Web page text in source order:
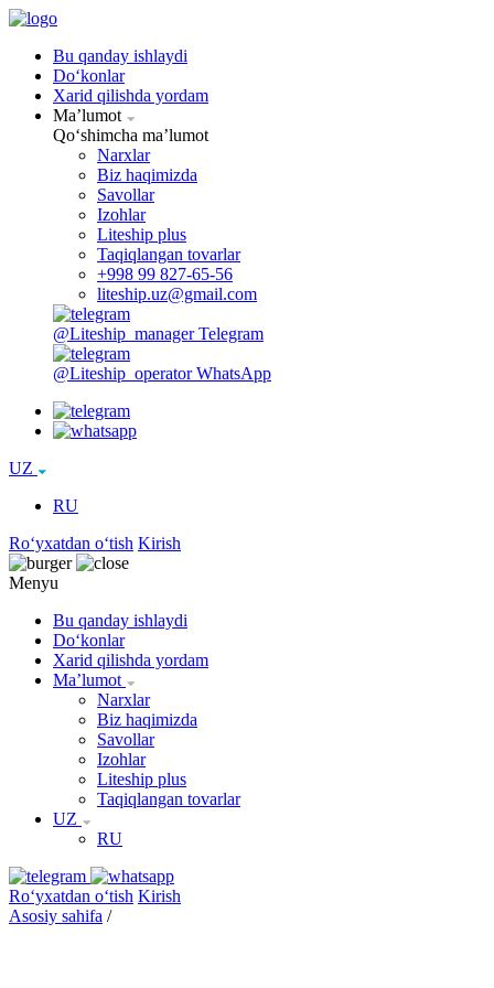
Bu qanday ishlaydi
Doʻkonlar
Xarid qilishda yordam
Maʼlumot
Qoʻshimcha maʼlumot
Narxlar
Biz haqimizda
Savollar
Izohlar
Liteship plus
Taqiqlangan tovarlar
+998 99 827-65-56
liteship.uz@gmail.com
@Liteship_manager Telegram
@Liteship_operator WhatsApp
UZ
RU
Roʻyxatdan oʻtish Kirish
Menyu
Bu qanday ishlaydi
Doʻkonlar
Xarid qilishda yordam
Maʼlumot
Narxlar
Biz haqimizda
Savollar
Izohlar
Liteship plus
Taqiqlangan tovarlar
UZ
RU
Roʻyxatdan oʻtish Kirish
Asosiy sahifa /